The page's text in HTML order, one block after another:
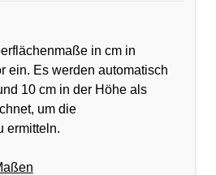
in cm in
ein. Es werden automatisch
10 cm in der Höhe als
um die
ermitteln.